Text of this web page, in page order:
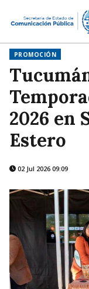
PROMOCIÓN
2026 en
Estero
02 Jul 2026 09:09